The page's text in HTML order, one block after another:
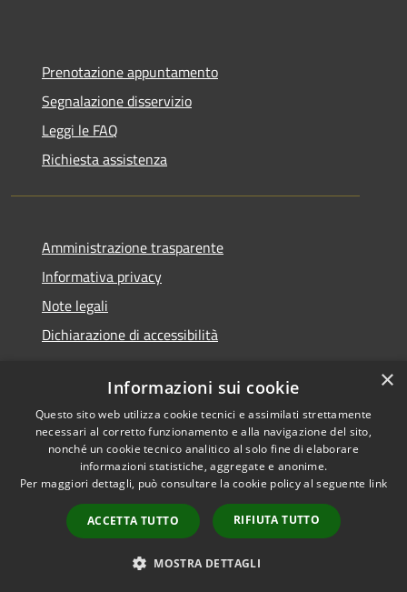
Prenotazione appuntamento
Segnalazione disservizio
Leggi le FAQ
Richiesta assistenza
Amministrazione trasparente
Informativa privacy
Note legali
Dichiarazione di accessibilità
RSS
Accessibilità
Cookie
Mappa del sito
WebMail
Copyright © 2026 • Comune di
Santa Teresa Gallura •
Powered byMunicipium
Accesso redazione
×
Informazioni sui cookie
Questo sito web utilizza cookie tecnici e assimilati strettamente
necessari al corretto funzionamento e alla navigazione del sito,
nonché un cookie tecnico analitico al solo fine di elaborare
informazioni statistiche, aggregate e anonime.
Per maggiori dettagli, può consultare la cookie policy al seguente link
ACCETTA TUTTO RIFIUTA TUTTO
MOSTRA DETTAGLI